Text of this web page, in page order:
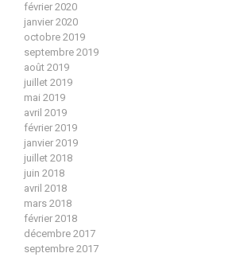
février 2020
janvier 2020
octobre 2019
septembre 2019
août 2019
juillet 2019
mai 2019
avril 2019
février 2019
janvier 2019
juillet 2018
juin 2018
avril 2018
mars 2018
février 2018
décembre 2017
septembre 2017